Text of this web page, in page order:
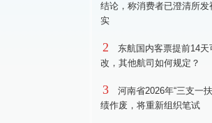
结论，称消费者已澄清所发
实
2
东航国内客票提前14天
改，其他航司如何规定？
3
河南省2026年“三支一
绩作废，将重新组织笔试